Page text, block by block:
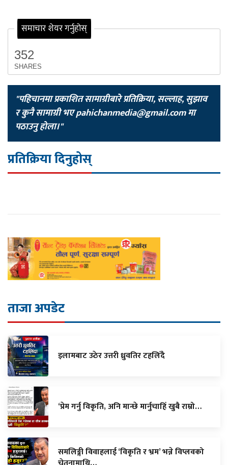
समाचार शेयर गर्नुहोस्
352
SHARES
"पहिचानमा प्रकाशित सामाग्रीबारे प्रतिक्रिया, सल्लाह, सुझाव
र कुनै सामाग्री भएpahichanmedia@gmail.comमा
पठाउनु होला।"
प्रतिक्रिया दिनुहोस्
ताजा अपडेट
इलामबाट उठेर उत्तरी ध्रुवतिर टहलिँदै
‘प्रेम गर्नु विकृति, अनि मान्छे मार्नुचाहिँ खुबै राम्रो…
समलिङ्गी विवाहलाई ‘विकृति र भ्रम’ भन्ने विप्लवको